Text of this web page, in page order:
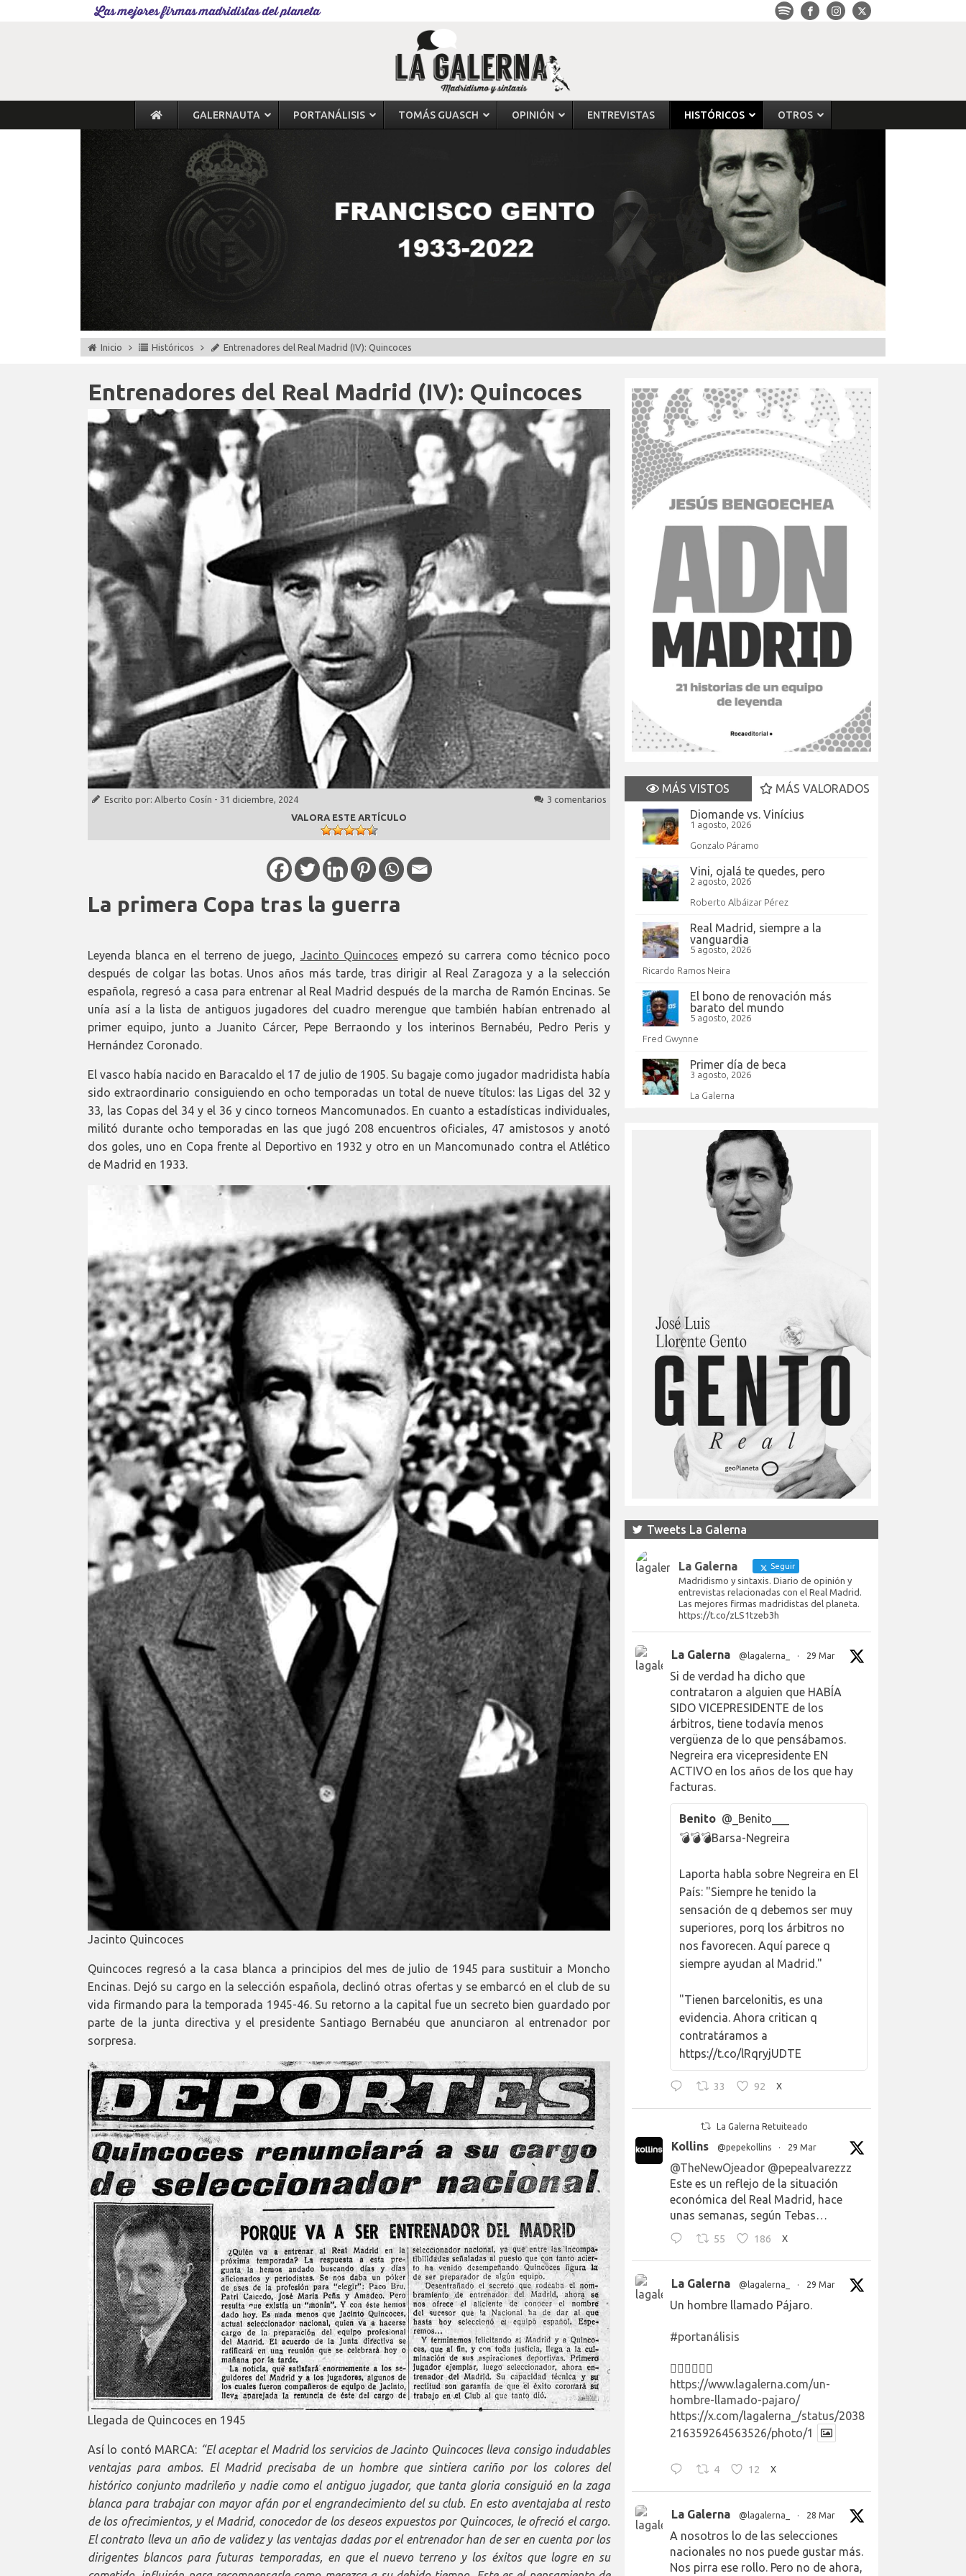
Las mejores firmas madridistas del planeta
GALERNAUTA PORTANÁLISIS TOMÁS GUASCH OPINIÓN ENTREVISTAS HISTÓRICOS OTROS
Inicio Históricos Entrenadores del Real Madrid (IV): Quincoces
Entrenadores del Real Madrid (IV): Quincoces
Escrito por: Alberto Cosín - 31 diciembre, 2024
3 comentarios
VALORA ESTE ARTÍCULO
La primera Copa tras la guerra
Leyenda blanca en el terreno de juego, Jacinto Quincoces empezó su carrera como técnico poco
después de colgar las botas. Unos años más tarde, tras dirigir al Real Zaragoza y a la selección
española, regresó a casa para entrenar al Real Madrid después de la marcha de Ramón Encinas. Se
unía así a la lista de antiguos jugadores del cuadro merengue que también habían entrenado al
primer equipo, junto a Juanito Cárcer, Pepe Berraondo y los interinos Bernabéu, Pedro Peris y
Hernández Coronado.
El vasco había nacido en Baracaldo el 17 de julio de 1905. Su bagaje como jugador madridista había
sido extraordinario consiguiendo en ocho temporadas un total de nueve títulos: las Ligas del 32 y
33, las Copas del 34 y el 36 y cinco torneos Mancomunados. En cuanto a estadísticas individuales,
militó durante ocho temporadas en las que jugó 208 encuentros oficiales, 47 amistosos y anotó
dos goles, uno en Copa frente al Deportivo en 1932 y otro en un Mancomunado contra el Atlético
de Madrid en 1933.
Jacinto Quincoces
Quincoces regresó a la casa blanca a principios del mes de julio de 1945 para sustituir a Moncho
Encinas. Dejó su cargo en la selección española, declinó otras ofertas y se embarcó en el club de su
vida firmando para la temporada 1945-46. Su retorno a la capital fue un secreto bien guardado por
parte de la junta directiva y el presidente Santiago Bernabéu que anunciaron al entrenador por
sorpresa.
Llegada de Quincoces en 1945
Así lo contó MARCA: “El aceptar el Madrid los servicios de Jacinto Quincoces lleva consigo indudables
ventajas para ambos. El Madrid precisaba de un hombre que sintiera cariño por los colores del
histórico conjunto madrileño y nadie como el antiguo jugador, que tanta gloria consiguió en la zaga
blanca para trabajar con mayor afán por el engrandecimiento del su club. En esto aventajaba al resto
de los ofrecimientos, y el Madrid, conocedor de los deseos expuestos por Quincoces, le ofreció el cargo.
El contrato lleva un año de validez y las ventajas dadas por el entrenador han de ser en cuenta por los
dirigentes blancos para futuras temporadas, en que el nuevo terreno y los éxitos que logre en su
MÁS VISTOS
MÁS VALORADOS
Diomande vs. Vinícius
1 agosto, 2026
Gonzalo Páramo
Vini, ojalá te quedes, pero
2 agosto, 2026
Roberto Albáizar Pérez
Real Madrid, siempre a la
vanguardia
5 agosto, 2026
Ricardo Ramos Neira
El bono de renovación más
barato del mundo
5 agosto, 2026
Fred Gwynne
Primer día de beca
3 agosto, 2026
La Galerna
Tweets La Galerna
La Galerna Seguir
Madridismo y sintaxis. Diario de opinión y
entrevistas relacionadas con el Real Madrid.
Las mejores firmas madridistas del planeta.
https://t.co/zLS1tzeb3h
La Galerna @lagalerna_ · 29 Mar
Si de verdad ha dicho que
contrataron a alguien que HABÍA
SIDO VICEPRESIDENTE de los
árbitros, tiene todavía menos
vergüenza de lo que pensábamos.
Negreira era vicepresidente EN
ACTIVO en los años de los que hay
facturas.
Benito @_Benito___
💣💣💣Barsa-Negreira
Laporta habla sobre Negreira en El
País: "Siempre he tenido la
sensación de q debemos ser muy
superiores, porq los árbitros no
nos favorecen. Aquí parece q
siempre ayudan al Madrid."
"Tienen barcelonitis, es una
evidencia. Ahora critican q
contratáramos a
https://t.co/lRqryjUDTE
33 92 X
La Galerna Retuiteado
Kollins @pepekollins · 29 Mar
@TheNewOjeador @pepealvarezzz
Este es un reflejo de la situación
económica del Real Madrid, hace
unas semanas, según Tebas…
55 186 X
La Galerna @lagalerna_ · 29 Mar
Un hombre llamado Pájaro.
#portanálisis
👉🏻👉🏻👉🏻
https://www.lagalerna.com/un-
hombre-llamado-pajaro/
https://x.com/lagalerna_/status/2038
216359264563526/photo/1
4 12 X
La Galerna @lagalerna_ · 28 Mar
A nosotros lo de las selecciones
nacionales no nos puede gustar más.
Nos pirra ese rollo. Pero no de ahora,